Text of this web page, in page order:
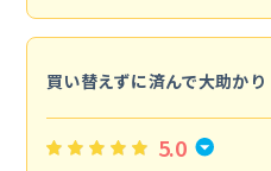
買い替えずに済んで大助かり
5.0